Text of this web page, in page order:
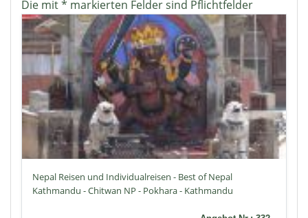
Die mit * markierten Felder sind Pflichtfelder
Nepal Reisen und Individualreisen - Best of Nepal
Kathmandu - Chitwan NP - Pokhara - Kathmandu